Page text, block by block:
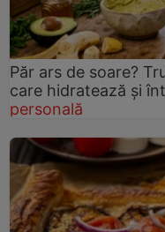
Păr ars de soare?
care hidratează și
personală